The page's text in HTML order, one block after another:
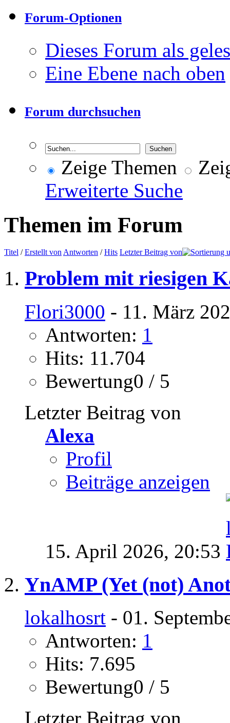
Forum-Optionen
Dieses Forum als
Eine Ebene nach oben
Forum durchsuchen
Zeige Themen
Erweiterte Suche
Themen im Forum
Titel /Erstellt von Antworten /Hits Letzter Beitrag von
Problem mit riesigen
Flori3000 - 11. März
Antworten: 1
Hits: 11.704
Bewertung0 / 5
Letzter Beitrag von
Alexa
Profil
Beiträge anzeigen
15. April 2026, 20:53
YnAMP (Yet (not)
lokalhosrt - 01.
Antworten: 1
Hits: 7.695
Bewertung0 / 5
Letzter Beitrag von